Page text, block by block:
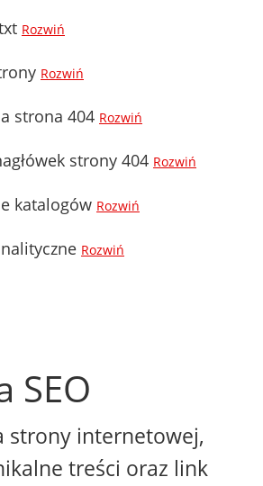
Rozwiń
Rozwiń
strona 404 Rozwiń
strony 404 Rozwiń
katalogów Rozwiń
Rozwiń
SEO
strony internetowej,
treści oraz link